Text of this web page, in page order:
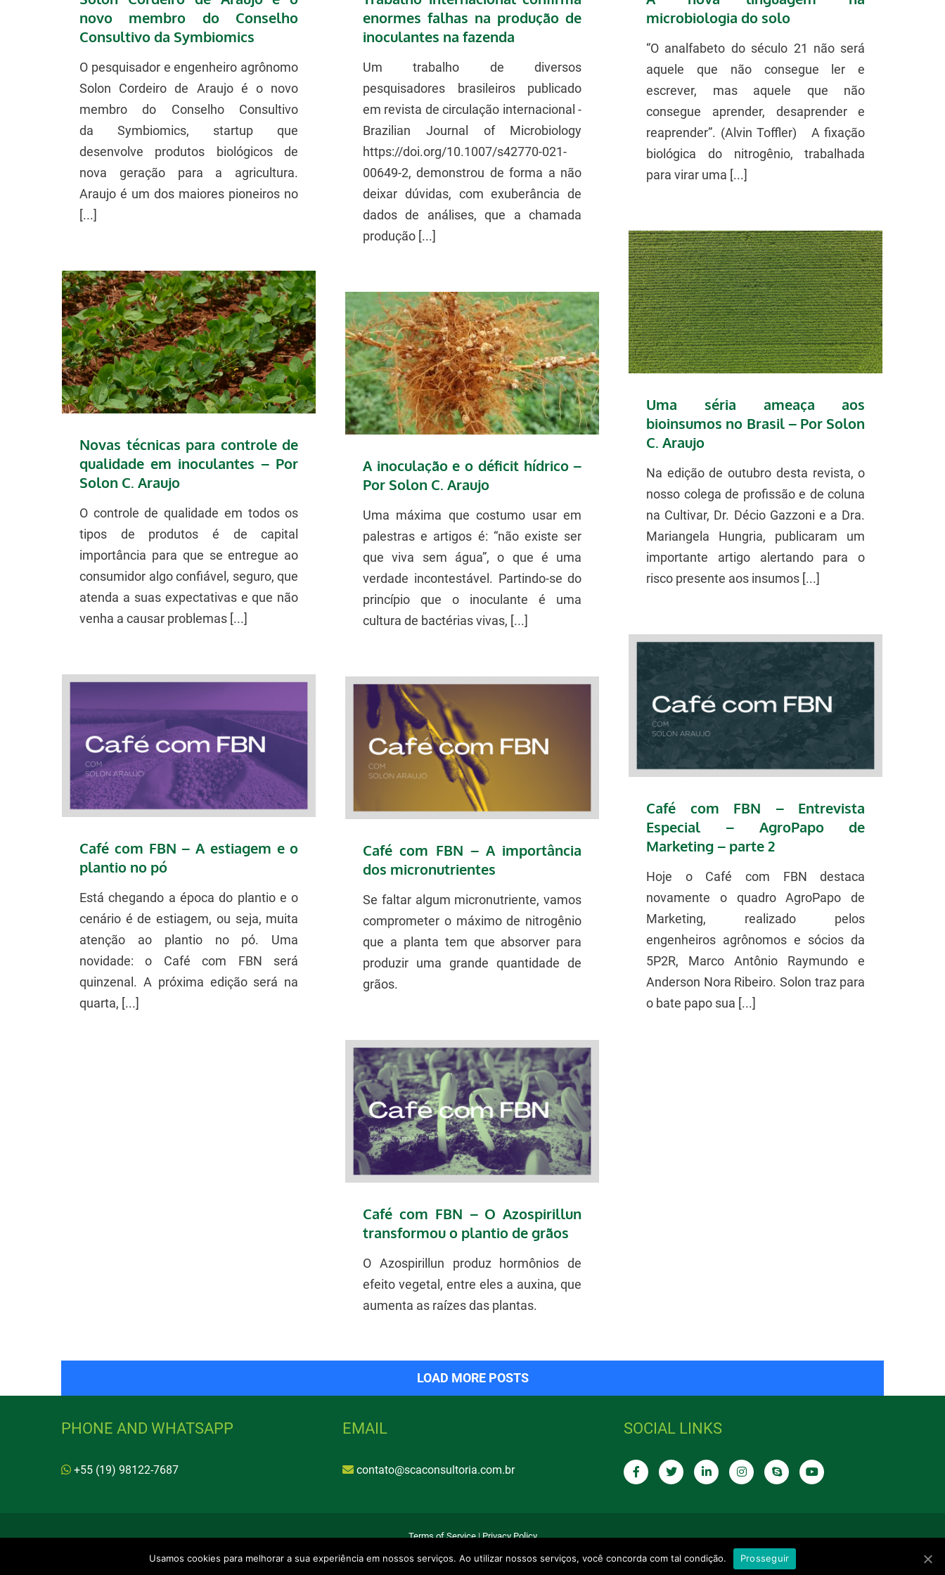
novo membro do Conselho
Consultivo da Symbiomics
O pesquisador e engenheiro agrônomo
Solon Cordeiro de Araujo é o novo
membro do Conselho Consultivo
da Symbiomics, startup que
desenvolve produtos biológicos de
nova geração para a agricultura.
Araujo é um dos maiores pioneiros no
[...]
enormes falhas na produção de
inoculantes na fazenda
Um trabalho de diversos
pesquisadores brasileiros publicado
em revista de circulação internacional -
Brazilian Journal of Microbiology
https://doi.org/10.1007/s42770-021-
00649-2, demonstrou de forma a não
deixar dúvidas, com exuberância de
dados de análises, que a chamada
produção [...]
microbiologia do solo
“O analfabeto do século 21 não será
aquele que não consegue ler e
escrever, mas aquele que não
consegue aprender, desaprender e
reaprender”. (Alvin Toffler) A fixação
biológica do nitrogênio, trabalhada
para virar uma [...]
Uma séria ameaça aos
bioinsumos no Brasil – Por Solon
C. Araujo
Na edição de outubro desta revista, o
nosso colega de profissão e de coluna
na Cultivar, Dr. Décio Gazzoni e a Dra.
Mariangela Hungria, publicaram um
importante artigo alertando para o
risco presente aos insumos [...]
Novas técnicas para controle de
qualidade em inoculantes – Por
Solon C. Araujo
O controle de qualidade em todos os
tipos de produtos é de capital
importância para que se entregue ao
consumidor algo confiável, seguro, que
atenda a suas expectativas e que não
venha a causar problemas [...]
A inoculação e o déficit hídrico –
Por Solon C. Araujo
Uma máxima que costumo usar em
palestras e artigos é: “não existe ser
que viva sem água”, o que é uma
verdade incontestável. Partindo-se do
princípio que o inoculante é uma
cultura de bactérias vivas, [...]
Café com FBN – Entrevista
Especial – AgroPapo de
Marketing – parte 2
Hoje o Café com FBN destaca
novamente o quadro AgroPapo de
Marketing, realizado pelos
engenheiros agrônomos e sócios da
5P2R, Marco Antônio Raymundo e
Anderson Nora Ribeiro. Solon traz para
o bate papo sua [...]
Café com FBN – A estiagem e o
plantio no pó
Está chegando a época do plantio e o
cenário é de estiagem, ou seja, muita
atenção ao plantio no pó. Uma
novidade: o Café com FBN será
quinzenal. A próxima edição será na
quarta, [...]
Café com FBN – A importância
dos micronutrientes
Se faltar algum micronutriente, vamos
comprometer o máximo de nitrogênio
que a planta tem que absorver para
produzir uma grande quantidade de
grãos.
Café com FBN – O Azospirillun
transformou o plantio de grãos
O Azospirillun produz hormônios de
efeito vegetal, entre eles a auxina, que
aumenta as raízes das plantas.
LOAD MORE POSTS
PHONE AND WHATSAPP
+55 (19) 98122-7687
EMAIL
contato@scaconsultoria.com.br
SOCIAL LINKS
Terms of Service|Privacy Policy
SCA Consultoria| ©2026 - All rights reserved | Developed by:Newslink
Usamos cookies para melhorar a sua experiência em nossos serviços. Ao utilizar nossos serviços, você concorda com tal condição. Prosseguir